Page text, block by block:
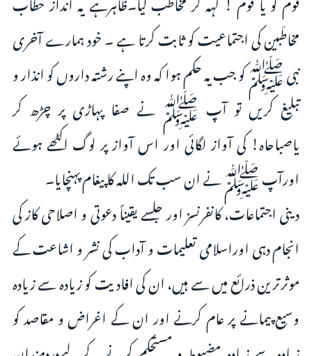
مخاطَبین کی اجتماعیت کو ثابت کرتا ہے ۔ خود ہمارے آخری
نبی ﷺ کو جب یہ حکم ہوا کہ وہ اپنے رشتہ داروں کو انذار و
تبلیغ کریں تو آپ ﷺ نے صفا پہاڑی پر چڑھ کر
یاصباحاہ! کی آواز لگائی اور اس آواز پر لوگ اکٹھے ہوئے
اورآپ ﷺ نے ان سب تک اللہ کا پیغام پہنچایا۔
دینی اجتماعات، کانفرنسز اور جلسے یقیناً دعوتی و اصلاحی کاز کی
انجام دہی اوراسلامی تعلیمات و آداب کی نشر و اشاعت کے
موثرترین ذرائع میں سے ہیں، ان کی افادیت کو زیادہ سے زیادہ
وسیع پیمانے پر عام کرنے اور ان کے اغراض و مقاصد کو